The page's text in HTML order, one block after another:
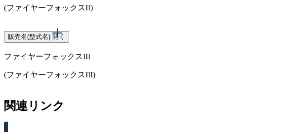
(ファイヤーフォックスII)
スペック
賞球数（ALL13）
販売名(型式名) 開く
ファイヤーフォックスIII
(ファイヤーフォックスIII)
スペック
賞球数（ALL13）
関連リンク